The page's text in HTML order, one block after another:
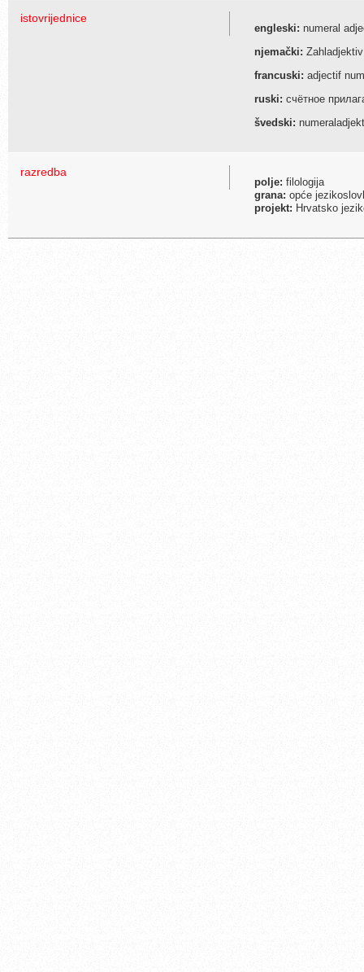
istovrijednice
engleski: numeral
njemački: Zahl­ad­jek­tiv
francuski: adjectif
ruski: счётное
švedski:
razredba
polje: filologija
grana: opće
projekt: Hrvatsko